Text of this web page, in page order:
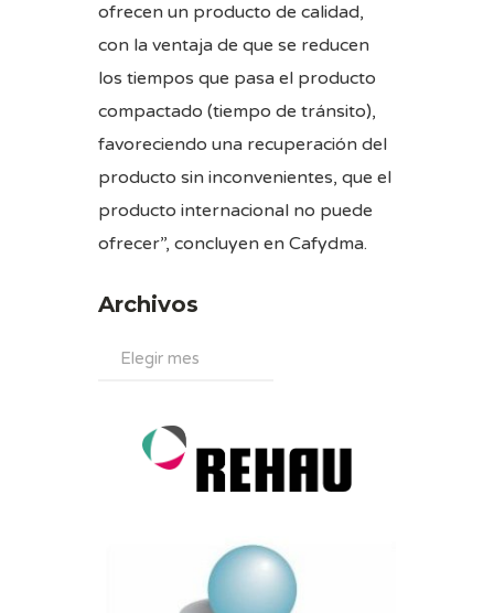
ofrecen un producto de calidad,
con la ventaja de que se reducen
los tiempos que pasa el producto
compactado (tiempo de tránsito),
favoreciendo una recuperación del
producto sin inconvenientes, que el
producto internacional no puede
ofrecer”, concluyen en Cafydma.
Archivos
Archivos